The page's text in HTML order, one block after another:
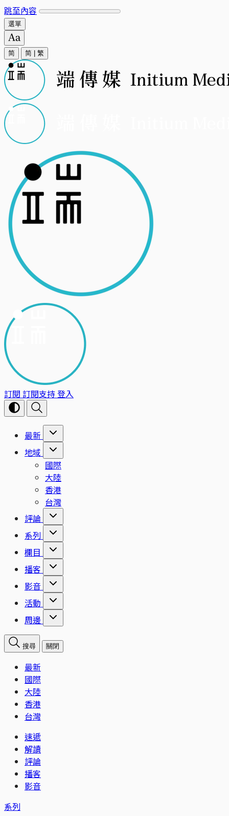
跳至內容
選單
简 简 繁
訂閱 訂閱支持登入
最新
地域
國際
大陸
香港
台灣
評論
系列
欄目
播客
影音
活動
周邊
搜尋 關閉
最新
國際
大陸
香港
台灣
速遞
解讀
評論
播客
影音
系列